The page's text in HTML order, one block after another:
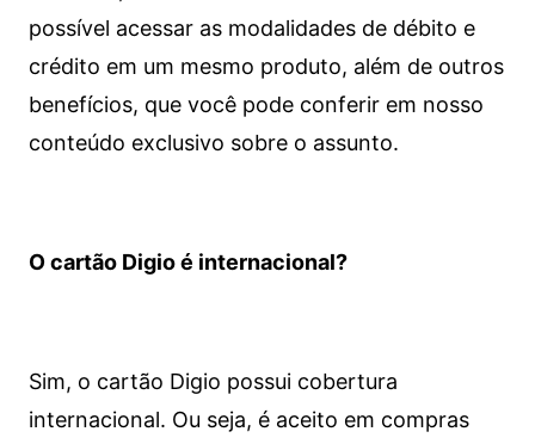
possível acessar as modalidades de débito e
crédito em um mesmo produto, além de outros
benefícios, que você pode conferir em nosso
conteúdo exclusivo sobre o assunto.
O cartão Digio é internacional?
Sim, o cartão Digio possui cobertura
internacional. Ou seja, é aceito em compras